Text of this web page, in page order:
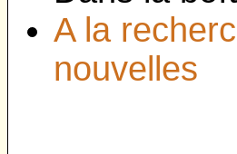
A la
nouvelles